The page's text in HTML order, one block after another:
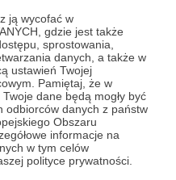
ją wycofać w
gdzie jest także
sprostowania,
danych, a także w
ustawień Twojej
Pamiętaj, że w
dane będą mogły być
odbiorców danych z państw
Obszaru
informacje na
w tym celów
polityce prywatności.
Patronite Commons